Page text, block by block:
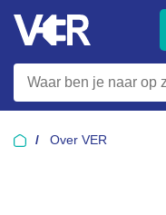
Over VER